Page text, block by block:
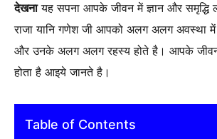
देखनायह सपना आपके जीवन में ज्ञान और समृद्धि
राजा यानि गणेश जी आपको अलग अलग अवस्था
और उनके अलग अलग रहस्य होते है। आपके
होता है आइये जानते है।
Table of Contents